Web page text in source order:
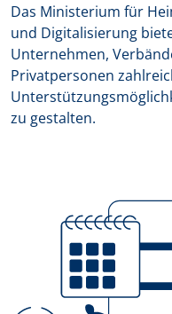
Das Ministerium für
und Digitalisierung
Unternehmen,
Privatpersonen
zu gestalten.